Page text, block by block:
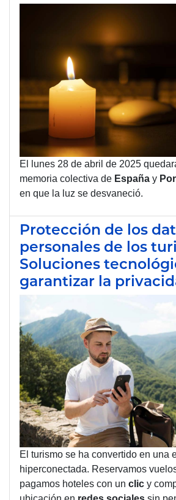
El lunes 28 de abril de 2025
memoria colectiva de España y
en que la luz se desvaneció.
Protección de los
personales de los
Soluciones
garantizar la
El turismo se ha convertido en una
hiperconectada. Reservamos
pagamos hoteles con un clic y